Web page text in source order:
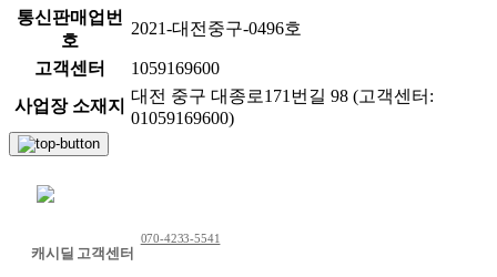
통신판매업번
호
2021-대전중구-0496호
고객센터
1059169600
사업장 소재지
대전 중구 대종로171번길 98 (고객센터:
01059169600)
캐시딜 고객센터
070-4233-5541